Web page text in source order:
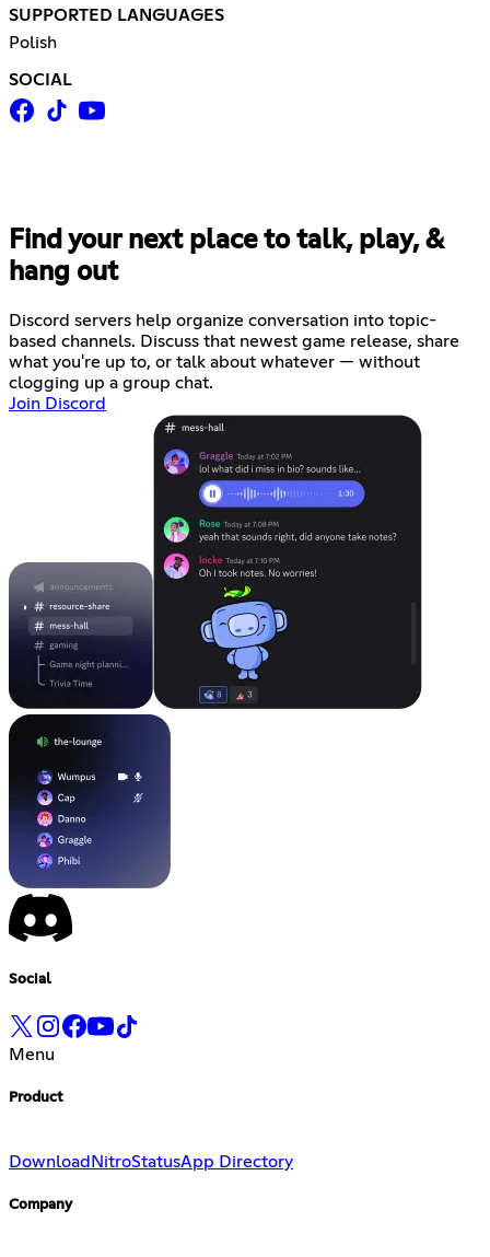
SUPPORTED LANGUAGES
Polish
SOCIAL
Find your next place to talk, play, &
hang out
Discord servers help organize conversation into topic-
based channels. Discuss that newest game release, share
what you're up to, or talk about whatever — without
clogging up a group chat.
Join Discord
Social
Menu
Product
Download NitroStatusApp Directory
Company